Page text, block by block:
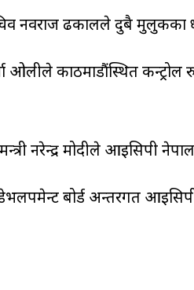
नवराज ढकालले दुबै मुलुकका
ओलीले काठमाडौंस्थित
नरेन्द्र मोदीले आइसिपी
डेभलपमेन्ट बोर्ड अन्तरगत